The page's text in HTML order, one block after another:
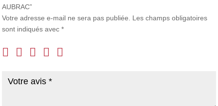
AUBRAC”
Votre adresse e-mail ne sera pas publiée.
Les champs obligatoires
sont indiqués avec*